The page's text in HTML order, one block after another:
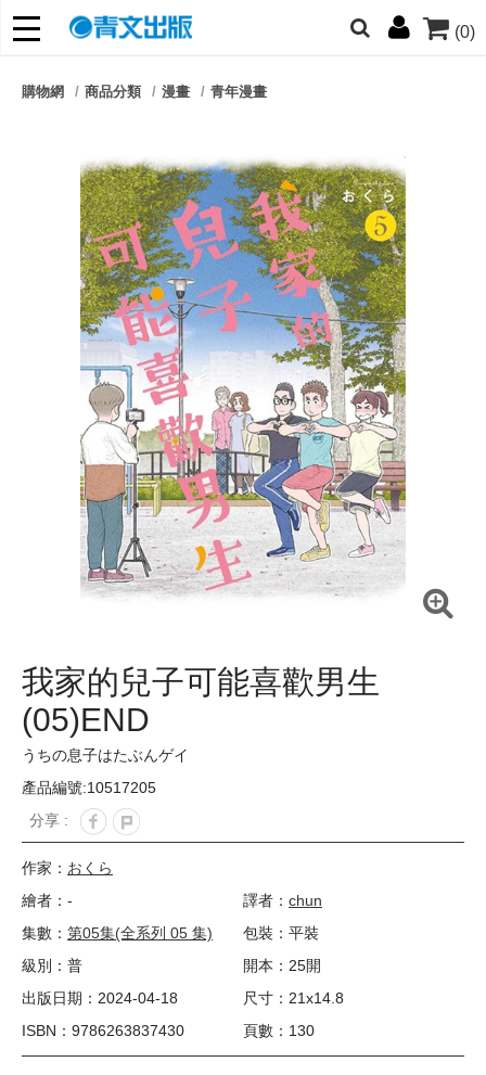
(0)
朋友們，提高警覺！
購物網 商品分類 漫畫 青年漫畫
我家的兒子可能喜歡男生
(05)END
うちの息子はたぶんゲイ
產品編號:10517205
分享 :
作家： おくら
繪者：-
譯者： chun
集數： 第05集(全系列 05 集)
包裝：平裝
級別：普
開本：25開
出版日期：2024-04-18
尺寸：21x14.8
ISBN：9786263837430
頁數：130